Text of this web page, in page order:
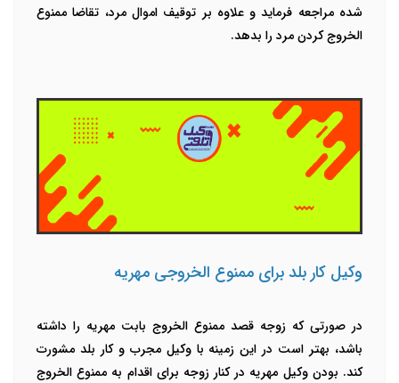
شده مراجعه فرماید و علاوه بر توقیف اموال مرد، تقاضا ممنوع
الخروج کردن مرد را بدهد.
وکیل کار بلد برای ممنوع الخروجی مهریه
در صورتی که زوجه قصد ممنوع الخروج بابت مهریه را داشته
باشد، بهتر است در این زمینه با وکیل مجرب و کار بلد مشورت
کند. بودن وکیل مهریه در کنار زوجه برای اقدام به ممنوع الخروج